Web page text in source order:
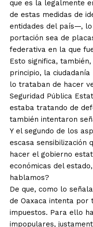
que es la legalmente
de estas medidas de
entidades del país—, lo
portación sea de
federativa en la que
Esto significa,
principio, la
lo trataban de hacer
Seguridad Pública
estaba tratando de
también intentaron
Y el segundo de los
escasa sensibilización
hacer el gobierno
económicas del
hablamos?
De que, como lo
de Oaxaca intenta por
impuestos. Para ello
impopulares,